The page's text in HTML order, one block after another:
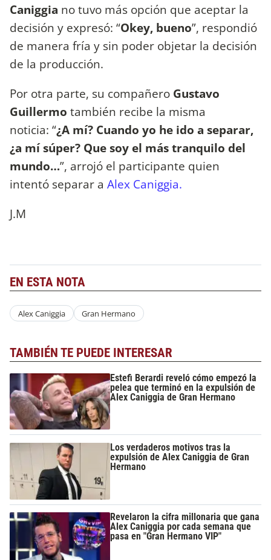
Caniggia no tuvo más opción que aceptar la
decisión y expresó: “Okey, bueno”, respondió
de manera fría y sin poder objetar la decisión
de la producción.
Por otra parte, su compañero Gustavo
Guillermo también recibe la misma
noticia: “¿A mí? Cuando yo he ido a separar,
¿a mí súper? Que soy el más tranquilo del
mundo…”, arrojó el participante quien
intentó separar a Alex Caniggia.
J.M
EN ESTA NOTA
Alex Caniggia Gran Hermano
TAMBIÉN TE PUEDE INTERESAR
Estefi Berardi reveló cómo empezó la
pelea que terminó en la expulsión de
Alex Caniggia de Gran Hermano
Los verdaderos motivos tras la
expulsión de Alex Caniggia de Gran
Hermano
Revelaron la cifra millonaria que gana
Alex Caniggia por cada semana que
pasa en "Gran Hermano VIP"